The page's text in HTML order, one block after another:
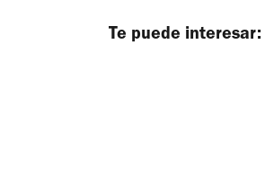
Te puede interesar: